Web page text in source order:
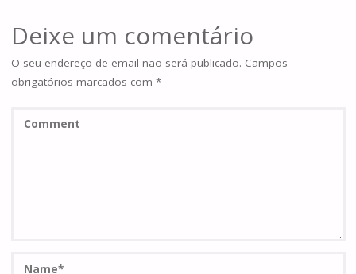
Deixe um comentário
O seu endereço de email não será publicado. Campos
obrigatórios marcados com *